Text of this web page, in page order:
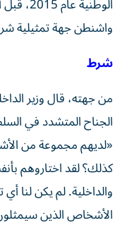
واشنطن جهة تمثيلية
شرط
من جهته، قال وزير
الجناح المتشدد في
«لديهم مجموعة من
كذلك؟ لقد اختاروهم
والداخلية. لم يكن لنا
الأشخاص الذين